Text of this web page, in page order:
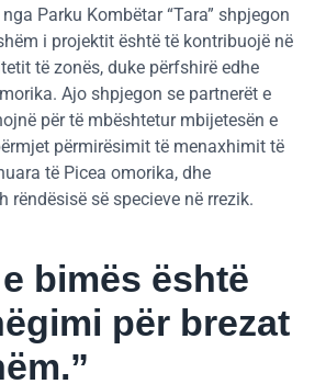
Parku Kombëtar “Tara” shpjegon
i projektit është të kontribuojë në
të zonës, duke përfshirë edhe
Ajo shpjegon se partnerët e
për të mbështetur mbijetesën e
përmirësimit të menaxhimit të
të Picea omorika, dhe
rëndësisë së specieve në rrezik.
bimës është
për brezat